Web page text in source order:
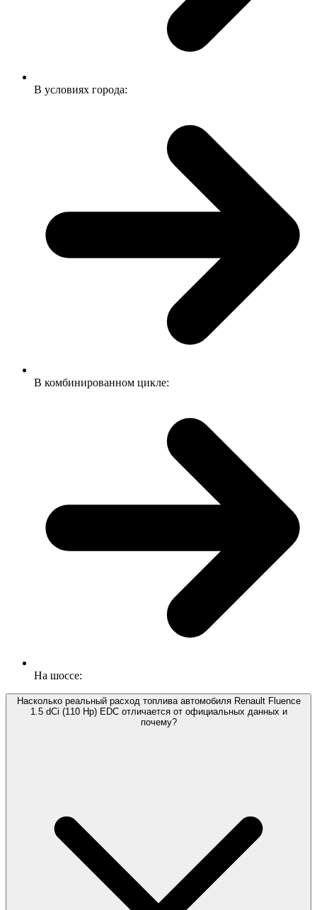
В условиях города:
В комбинированном цикле:
На шоссе:
Насколько реальный расход топлива автомобиля Renault Fluence
1.5 dCi (110 Hp) EDC отличается от официальных данных и
почему?